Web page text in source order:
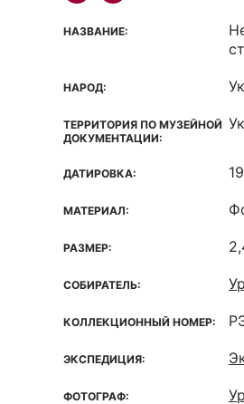
НАЗВАНИЕ:
НАРОД:
ТЕРРИТОРИЯ ПО МУЗЕЙНОЙ
ДОКУМЕНТАЦИИ:
ДАТИРОВКА:
МАТЕРИАЛ:
РАЗМЕР:
СОБИРАТЕЛЬ:
КОЛЛЕКЦИОННЫЙ НОМЕР:
ЭКСПЕДИЦИЯ:
ФОТОГРАФ: